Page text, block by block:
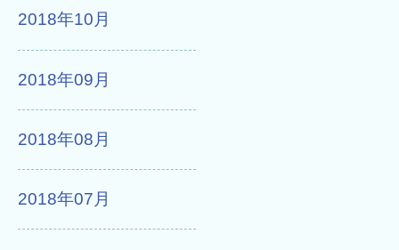
2018年10月
2018年09月
2018年08月
2018年07月